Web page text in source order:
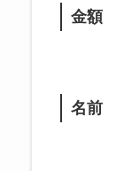
金額
名前